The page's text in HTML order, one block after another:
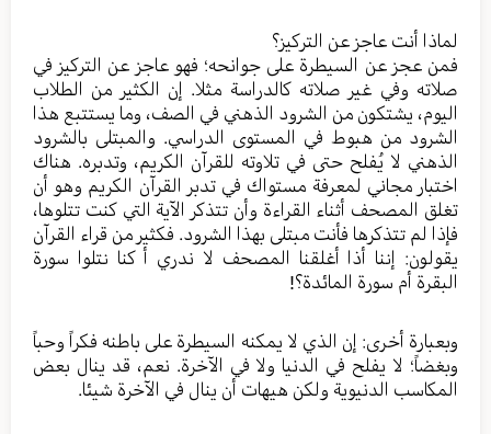
لماذا أنت عاجز عن التركيز؟
فمن عجز عن السيطرة على جوانحه؛ فهو عاجز عن التركيز في
صلاته وفي غير صلاته كالدراسة مثلا. إن الكثير من الطلاب
اليوم، يشتكون من الشرود الذهني في الصف، وما يستتبع هذا
الشرود من هبوط في المستوى الدراسي. والمبتلى بالشرود
الذهني لا يُفلح حتى في تلاوته للقرآن الكريم، وتدبره. هناك
اختبار مجاني لمعرفة مستواك في تدبر القرآن الكريم وهو أن
تغلق المصحف أثناء القراءة وأن تتذكر الآية التي كنت تتلوها،
فإذا لم تتذكرها فأنت مبتلى بهذا الشرود. فكثير من قراء القرآن
يقولون: إننا أذا أغلقنا المصحف لا ندري أ كنا نتلوا سورة
البقرة أم سورة المائدة؟!
وبعبارة أخرى: إن الذي لا يمكنه السيطرة على باطنه فكراً وحباً
وبغضاً؛ لا يفلح في الدنيا ولا في الآخرة. نعم، قد ينال بعض
المكاسب الدنيوية ولكن هيهات أن ينال في الآخرة شيئا.